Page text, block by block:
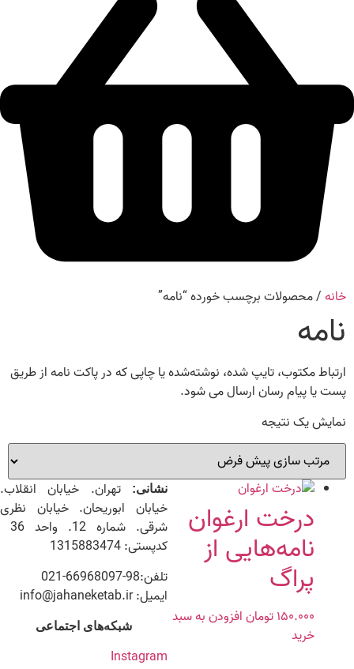
خانه/ محصولات برچسب خورده “نامه”
نامه
ارتباط مکتوب، تایپ شده، نوشته‌شده یا چاپی که در پاکت نامه از طریق
پست یا پیام رسان ارسال می شود.
نمایش یک نتیجه
درخت ارغوان
نامه‌هایی از
پراگ
۱۵۰.۰۰۰تومانافزودن به سبد
خرید
نشانی:
تهران. خیابان انقلاب.
خیابان ابوریحان. خیابان نظری
کدپستی: 1315883474
ایمیل: info@jahaneketab.ir
شبکه‌های اجتماعی
Instagram